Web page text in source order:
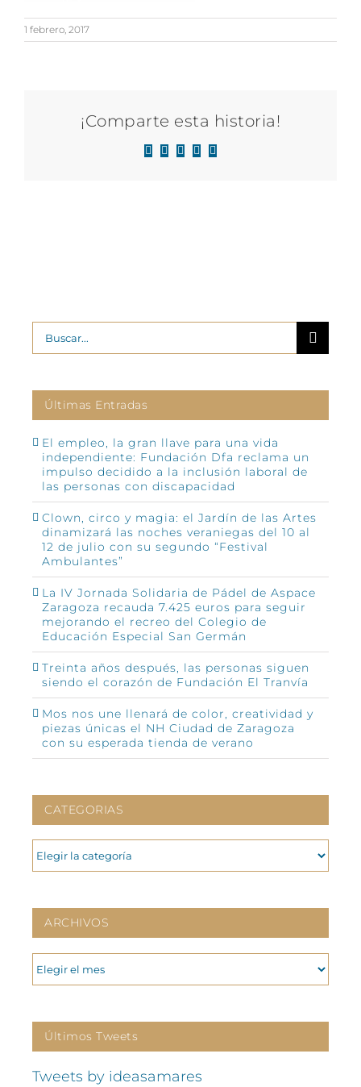
1 febrero, 2017
¡Comparte esta historia!
Facebook
X LinkedIn
WhatsApp
Correo
Buscar:
Últimas Entradas
El empleo, la gran llave para una vida
independiente: Fundación Dfa reclama un
impulso decidido a la inclusión laboral de
las personas con discapacidad
Clown, circo y magia: el Jardín de las Artes
dinamizará las noches veraniegas del 10 al
12 de julio con su segundo “Festival
Ambulantes”
La IV Jornada Solidaria de Pádel de Aspace
Zaragoza recauda 7.425 euros para seguir
mejorando el recreo del Colegio de
Educación Especial San Germán
Treinta años después, las personas siguen
siendo el corazón de Fundación El Tranvía
Mos nos une llenará de color, creatividad y
piezas únicas el NH Ciudad de Zaragoza
con su esperada tienda de verano
CATEGORIAS
CATEGORIAS
ARCHIVOS
ARCHIVOS
Últimos Tweets
Tweets by ideasamares